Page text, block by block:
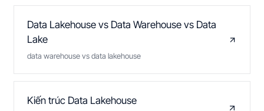
Data Lakehouse vs Data Warehouse vs Data
Lake
data warehouse vs data lakehouse
Kiến trúc Data Lakehouse